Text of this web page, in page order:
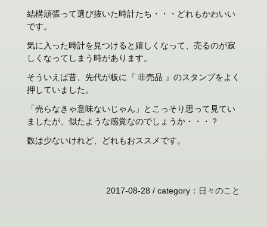
結構頑張って選び抜いた時計たち・・・どれもかわいい
です。
気に入った時計を見つけると嬉しくなって、売るのが寂
しくなってしまう時があります。
そういえば昔、先代が板に『 非売品 』のスタンプをよく
押していました。
「売らなきゃ意味ないじゃん」とこっそり思って見てい
ましたが、似たような感覚なのでしょうか・・・？
数は少ないけれど、どれもおススメです。
2017-08-28 /category ： 日々のこと